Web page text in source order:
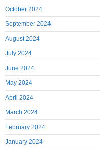
October 2024
September 2024
August 2024
July 2024
June 2024
May 2024
April 2024
March 2024
February 2024
January 2024